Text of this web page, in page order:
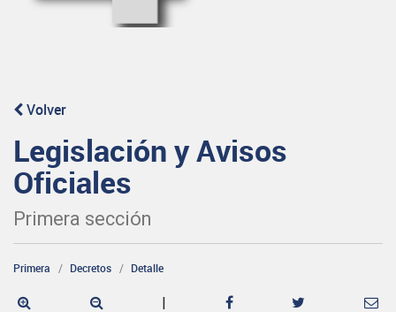
Volver
Legislación y Avisos
Oficiales
Primera sección
Primera Decretos Detalle
|